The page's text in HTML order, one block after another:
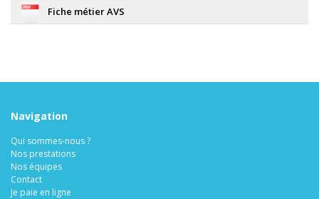
Fiche métier AVS
Navigation
Qui sommes-nous ?
Nos prestations
Nos équipes
Contact
Je paie en ligne